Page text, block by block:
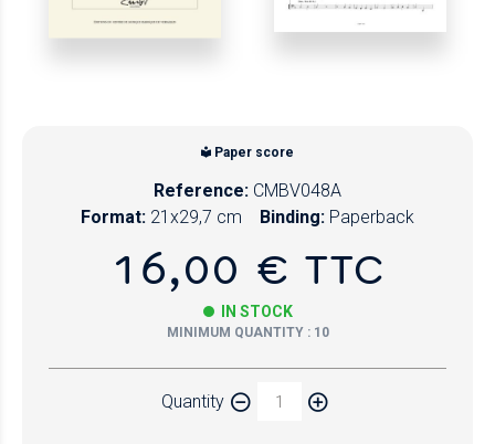
Paper score
Reference: CMBV048A
Format: 21x29,7 cm Binding: Paperback
16,00 € TTC
IN STOCK
MINIMUM QUANTITY : 10
Quantity